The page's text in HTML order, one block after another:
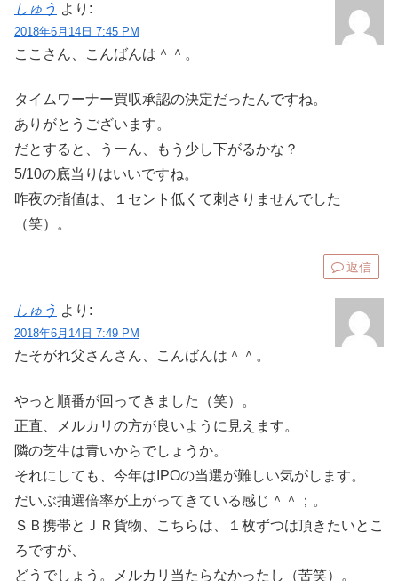
しゅう より:
2018年6月14日 7:45 PM
ここさん、こんばんは＾＾。
タイムワーナー買収承認の決定だったんですね。
ありがとうございます。
だとすると、うーん、もう少し下がるかな？
5/10の底当りはいいですね。
昨夜の指値は、１セント低くて刺さりませんでした
（笑）。
返信
しゅう より:
2018年6月14日 7:49 PM
たそがれ父さんさん、こんばんは＾＾。
やっと順番が回ってきました（笑）。
正直、メルカリの方が良いように見えます。
隣の芝生は青いからでしょうか。
それにしても、今年はIPOの当選が難しい気がします。
だいぶ抽選倍率が上がってきている感じ＾＾；。
ＳＢ携帯とＪＲ貨物、こちらは、１枚ずつは頂きたいとこ
ろですが、
どうでしょう。メルカリ当たらなかったし（苦笑）。